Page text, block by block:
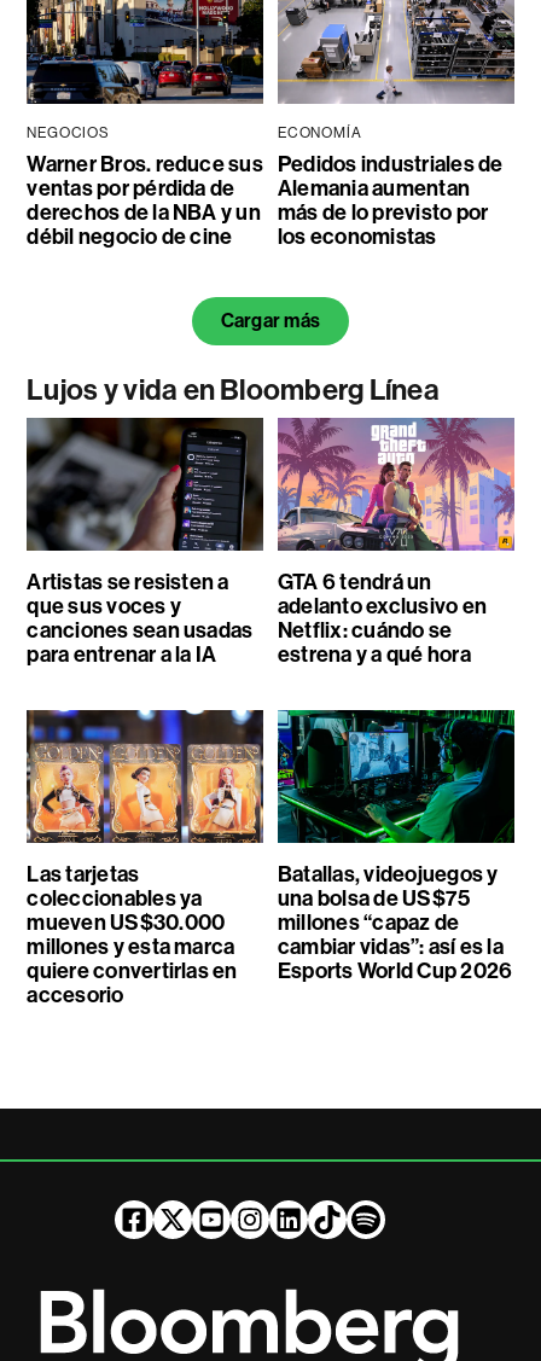
NEGOCIOS
Warner Bros. reduce sus
ventas por pérdida de
derechos de la NBA y un
débil negocio de cine
ECONOMÍA
Pedidos industriales de
Alemania aumentan
más de lo previsto por
los economistas
Cargar más
Lujos y vida en Bloomberg Línea
Artistas se resisten a
que sus voces y
canciones sean usadas
para entrenar a la IA
GTA 6 tendrá un
adelanto exclusivo en
Netflix: cuándo se
estrena y a qué hora
Las tarjetas
coleccionables ya
mueven US$30.000
millones y esta marca
quiere convertirlas en
accesorio
Batallas, videojuegos y
una bolsa de US$75
millones “capaz de
cambiar vidas”: así es la
Esports World Cup 2026